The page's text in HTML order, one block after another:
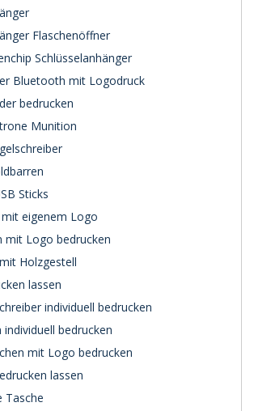
Flaschenöffner
Schlüsselanhänger
Bluetooth mit Logodruck
bedrucken
Munition
Sticks
eigenem Logo
mit Logo bedrucken
Holzgestell
lassen
individuell bedrucken
individuell bedrucken
mit Logo bedrucken
lassen
Tasche